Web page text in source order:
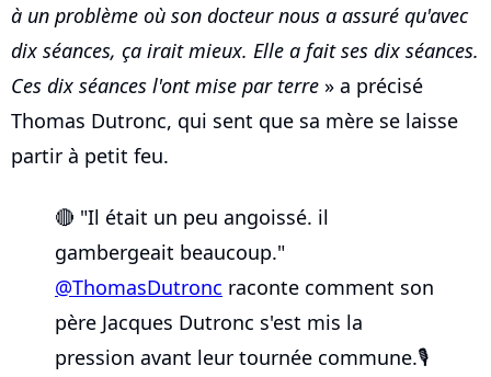
à un problème où son docteur nous a assuré qu'avec
dix séances, ça irait mieux. Elle a fait ses dix séances.
Ces dix séances l'ont mise par terre » a précisé
Thomas Dutronc, qui sent que sa mère se laisse
partir à petit feu.
🔴 "Il était un peu angoissé. il
gambergeait beaucoup."
@ThomasDutronc raconte comment son
père Jacques Dutronc s'est mis la
pression avant leur tournée commune.🎙